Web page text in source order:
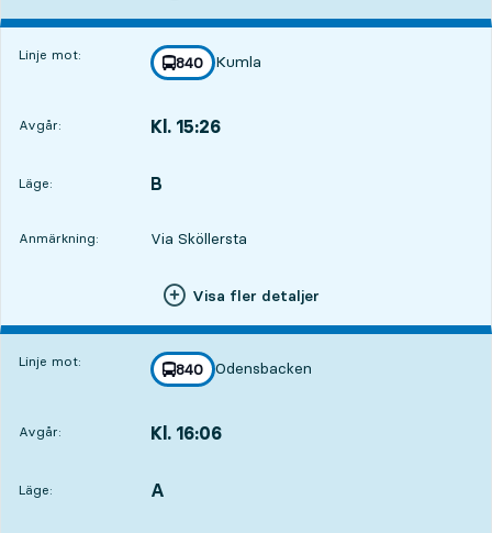
Linje mot: linje
840
mot
Kumla
,
Avgår: Kl. 15:26
Läge:
LÄGE, B
,
Anmärkning: Via Sköllersta
Visa fler detaljer
Linje mot: linje
840
mot
Odensbacken
,
Avgår: Kl. 16:06
Läge:
LÄGE, A
,